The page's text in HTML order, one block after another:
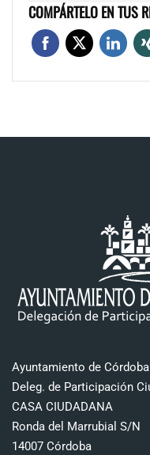
COMPÁRTELO EN TUS
Ayuntamiento de Córdoba
Deleg. de Participación
CASA CIUDADANA
Ronda del Marrubial S/N
14007 Córdoba